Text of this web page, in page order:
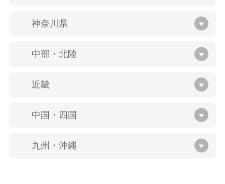
神奈川県
中部・北陸
近畿
中国・四国
九州・沖縄